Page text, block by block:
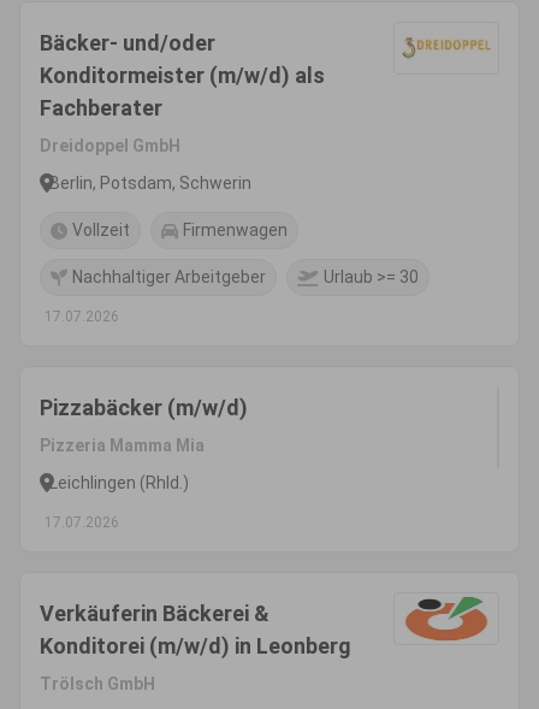
Bäcker- und/oder
Konditormeister (m/w/d) als
Fachberater
Dreidoppel GmbH
Berlin, Potsdam, Schwerin
Vollzeit Firmenwagen
Nachhaltiger Arbeitgeber Urlaub >= 30
17.07.2026
Pizzabäcker (m/w/d)
Pizzeria Mamma Mia
Leichlingen (Rhld.)
17.07.2026
Verkäuferin Bäckerei &
Konditorei (m/w/d) in Leonberg
Trölsch GmbH